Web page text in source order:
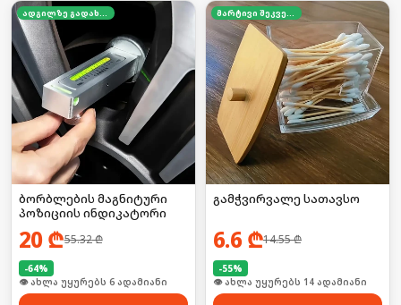
ადგილზე გადახდა
ბორბლების მაგნიტური
პოზიციის ინდიკატორი
20₾55.32₾
-64%
🛒 ბოლო 24სთ-ში იყიდა 6-მა
მარტივი შეკვეთა
გამჭვირვალე სათავსო
6.6 ₾14.55₾
-55%
🛒 ბოლო 24სთ-ში იყიდა 23-მა